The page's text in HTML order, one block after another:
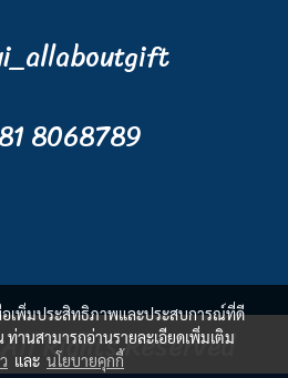
8068789
Rights Reserved
อเพิ่มประสิทธิภาพและประสบการณ์ที่ดี
ท่านสามารถอ่านรายละเอียดเพิ่มเติม
และ นโยบายคุกกี้